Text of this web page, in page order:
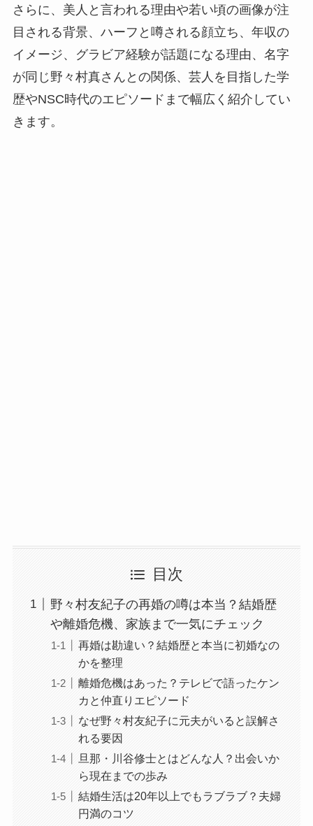
さらに、美人と言われる理由や若い頃の画像が注
目される背景、ハーフと噂される顔立ち、年収の
イメージ、グラビア経験が話題になる理由、名字
が同じ野々村真さんとの関係、芸人を目指した学
歴やNSC時代のエピソードまで幅広く紹介してい
きます。
目次
野々村友紀子の再婚の噂は本当？結婚歴
や離婚危機、家族まで一気にチェック
再婚は勘違い？結婚歴と本当に初婚なの
かを整理
離婚危機はあった？テレビで語ったケン
カと仲直りエピソード
なぜ野々村友紀子に元夫がいると誤解さ
れる要因
旦那・川谷修士とはどんな人？出会いか
ら現在までの歩み
結婚生活は20年以上でもラブラブ？夫婦
円満のコツ